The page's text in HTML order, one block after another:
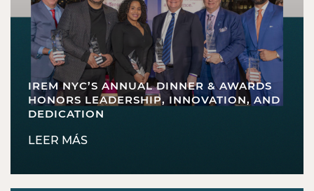
IREM NYC’S ANNUAL DINNER & AWARDS
HONORS LEADERSHIP, INNOVATION, AND
DEDICATION
LEER MÁS